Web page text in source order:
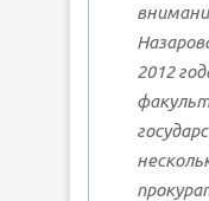
2012